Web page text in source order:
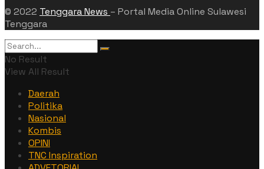
© 2022 Tenggara News – Portal Media Online Sulawesi
Tenggara
No Result
View All Result
Daerah
Politika
Nasional
Kombis
OPINI
TNC Inspiration